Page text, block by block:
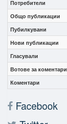
Потребители
Общо публикации
Пубилкувани
Нови публикации
Гласували
Вотове за коментари
Коментари
Facebook